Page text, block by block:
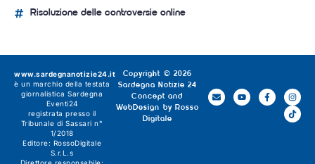
Risoluzione delle controversie online
Copyright © 2026
Sardegna Notizie 24
Concept and
WebDesign by Rosso
Digitale
www.sardegnanotizie24.it
è un marchio della testata
giornalistica Sardegna
Eventi24
registrata presso il
Tribunale di Sassari n°
1/2018
Editore: RossoDigitale
S.r.L.s